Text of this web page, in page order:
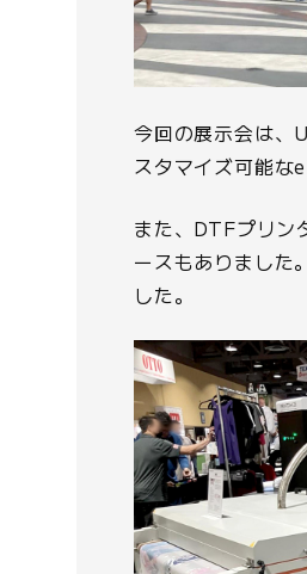
今回の展示会は、
スタマイズ可能な
また、DTFプリン
ースもありました
した。